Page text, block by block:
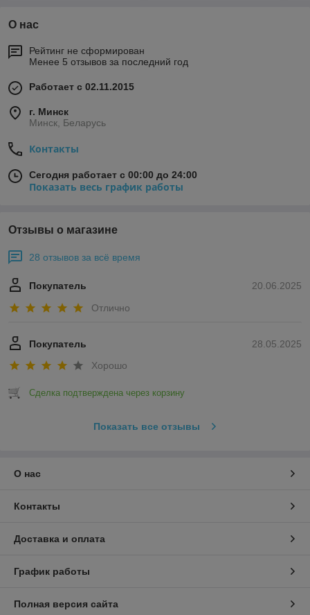
О нас
Рейтинг не сформирован
Менее 5 отзывов за последний год
Работает с 02.11.2015
г. Минск
Минск, Беларусь
Контакты
Сегодня работает с 00:00 до 24:00
Показать весь график работы
Отзывы о магазине
28 отзывов за всё время
20.06.2025
Покупатель
Отлично
28.05.2025
Покупатель
Хорошо
Сделка подтверждена через корзину
Показать все отзывы
О нас
Контакты
Доставка и оплата
График работы
Полная версия сайта